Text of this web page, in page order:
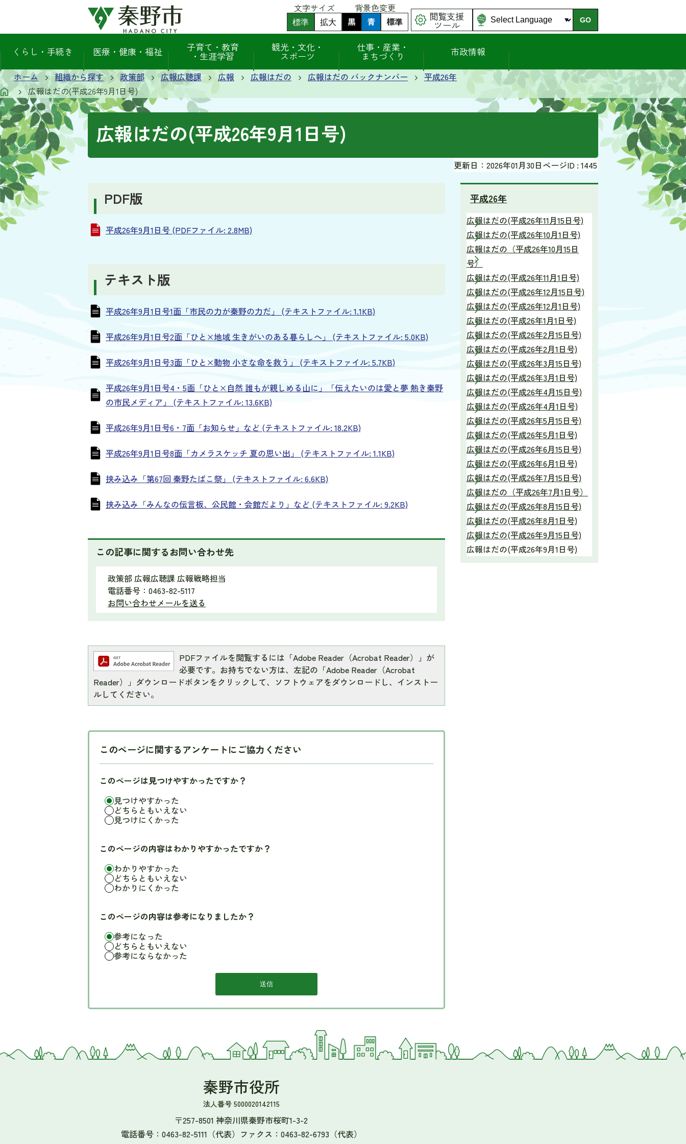
文字サイズ
標準
初
期
態
）
拡大
態
）
背景色変更
黒
景
色
を
黒
色
に
す
青
景
色
を
青
色
に
す
標準
景
色
を
戻
す
閲覧支援
ツール GO
くらし・手続き 医療・健康・福祉 子育て・教育
・生涯学習
観光・文化・
スポーツ
仕事・産業・
まちづくり 市政情報
ホーム 組織から探す 政策部 広報広聴課 広報 広報はだの 広報はだの バックナンバー
平成26年
広報はだの(平成26年9月1日号)
広報はだの(平成26年9月1日号)
更新日：2026年01月30日ページID : 1445
PDF版
平成26年9月1日号 (PDFファイル: 2.8MB)
テキスト版
平成26年9月1日号1面「市民の力が秦野の力だ」 (テキストファイル: 1.1KB)
平成26年9月1日号2面「ひと×地域 生きがいのある暮らしへ」 (テキストファイル: 5.0KB)
平成26年9月1日号3面「ひと×動物 小さな命を救う」 (テキストファイル: 5.7KB)
平成26年9月1日号4・5面「ひと×自然 誰もが親しめる山に」「伝えたいのは愛と夢 熱き秦野
の市民メディア」 (テキストファイル: 13.6KB)
平成26年9月1日号6・7面「お知らせ」など (テキストファイル: 18.2KB)
平成26年9月1日号8面「カメラスケッチ 夏の思い出」 (テキストファイル: 1.1KB)
挟み込み「第67回 秦野たばこ祭」 (テキストファイル: 6.6KB)
挟み込み「みんなの伝言板、公民館・会館だより」など (テキストファイル: 9.2KB)
この記事に関するお問い合わせ先
政策部 広報広聴課 広報戦略担当
電話番号：0463-82-5117
お問い合わせメールを送る
PDFファイルを閲覧するには「Adobe Reader（Acrobat Reader）」が
必要です。お持ちでない方は、左記の「Adobe Reader（Acrobat
Reader）」ダウンロードボタンをクリックして、ソフトウェアをダウンロードし、インストー
ルしてください。
このページに関するアンケートにご協力ください
このページは見つけやすかったですか？
見つけやすかった
どちらともいえない
見つけにくかった
このページの内容はわかりやすかったですか？
わかりやすかった
どちらともいえない
わかりにくかった
このページの内容は参考になりましたか？
参考になった
どちらともいえない
参考にならなかった
平成26年
広報はだの(平成26年11月15日号)
広報はだの(平成26年10月1日号)
広報はだの（平成26年10月15日
号）
広報はだの(平成26年11月1日号)
広報はだの(平成26年12月15日号)
広報はだの(平成26年12月1日号)
広報はだの(平成26年1月1日号)
広報はだの(平成26年2月15日号)
広報はだの(平成26年2月1日号)
広報はだの(平成26年3月15日号)
広報はだの(平成26年3月1日号)
広報はだの(平成26年4月15日号)
広報はだの(平成26年4月1日号)
広報はだの(平成26年5月15日号)
広報はだの(平成26年5月1日号)
広報はだの(平成26年6月15日号)
広報はだの(平成26年6月1日号)
広報はだの(平成26年7月15日号)
広報はだの（平成26年7月1日号）
広報はだの(平成26年8月15日号)
広報はだの(平成26年8月1日号)
広報はだの(平成26年9月15日号)
広報はだの(平成26年9月1日号)
秦野市役所
法人番号 5000020142115
〒257-8501 神奈川県秦野市桜町1-3-2
電話番号：0463-82-5111（代表） ファクス：0463-82-6793（代表）